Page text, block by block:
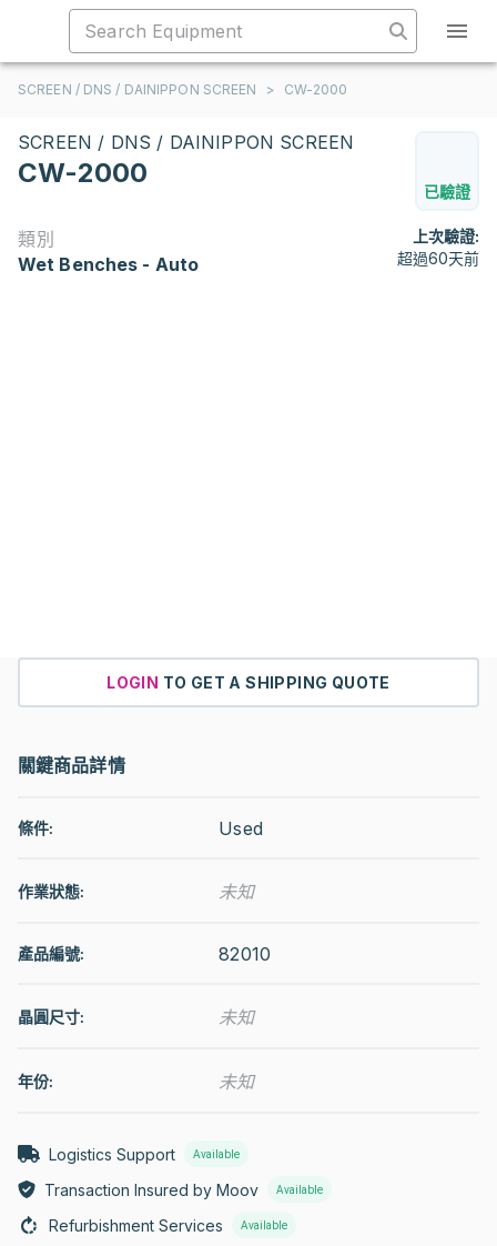
SCREEN / DNS / DAINIPPON SCREEN > CW-2000
SCREEN / DNS / DAINIPPON SCREEN
CW-2000
已驗證
類別
Wet Benches - Auto
上次驗證:
超過60天前
LOGIN TO GET A SHIPPING QUOTE
關鍵商品詳情
條件: Used
作業狀態: 未知
產品編號: 82010
晶圓尺寸: 未知
年份: 未知
Logistics Support Available
Transaction Insured by Moov Available
Refurbishment Services Available